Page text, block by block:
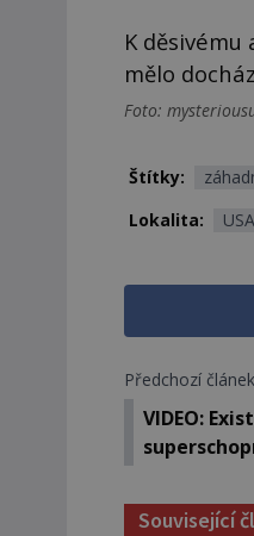
K
mělo
Foto:
Štítky:
Lokalita:
USA
Předchozí článek
VIDEO:
Související